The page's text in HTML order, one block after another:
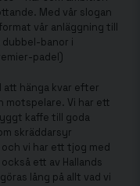
Med vår slogan
vår anläggning till
dubbel-banor i
padel)
att hänga kvar efter
motspelare. Vi har ett
kaffe till goda
skräddarsyr
vi har ett tjog med
ett av Hallands
lång på allt vad vi